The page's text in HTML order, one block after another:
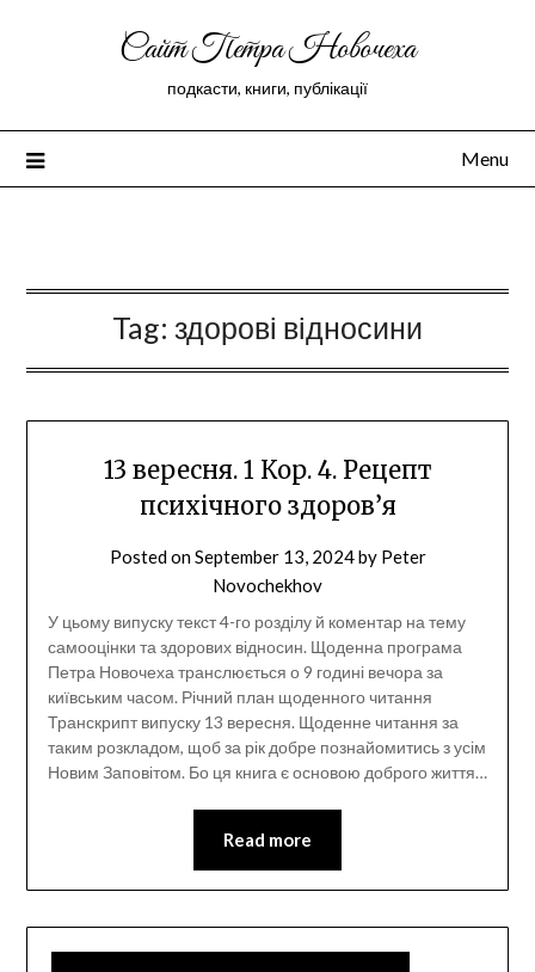
Сайт Петра Новочеха
подкасти, книги, публікації
Menu
Tag: здорові відносини
13 вересня. 1 Кор. 4. Рецепт
психічного здоров’я
Posted onSeptember 13, 2024by Peter
Novochekhov
У цьому випуску текст 4-го розділу й коментар на тему
самооцінки та здорових відносин. Щоденна програма
Петра Новочеха транслюється о 9 годині вечора за
київським часом. Річний план щоденного читання
Транскрипт випуску 13 вересня. Щоденне читання за
таким розкладом, щоб за рік добре познайомитись з усім
Новим Заповітом. Бо ця книга є основою доброго життя…
Read more